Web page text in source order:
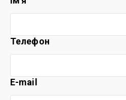
Телефон
E-mail